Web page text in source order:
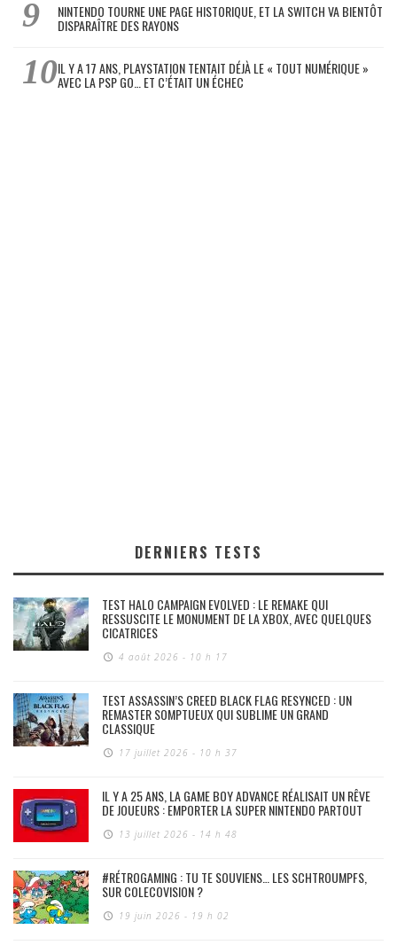
NINTENDO TOURNE UNE PAGE HISTORIQUE, ET LA SWITCH VA BIENTÔT
DISPARAÎTRE DES RAYONS
IL Y A 17 ANS, PLAYSTATION TENTAIT DÉJÀ LE « TOUT NUMÉRIQUE »
AVEC LA PSP GO… ET C’ÉTAIT UN ÉCHEC
DERNIERS TESTS
TEST HALO CAMPAIGN EVOLVED : LE REMAKE QUI
RESSUSCITE LE MONUMENT DE LA XBOX, AVEC QUELQUES
CICATRICES
4 août 2026 - 10 h 17
TEST ASSASSIN’S CREED BLACK FLAG RESYNCED : UN
REMASTER SOMPTUEUX QUI SUBLIME UN GRAND
CLASSIQUE
17 juillet 2026 - 10 h 37
IL Y A 25 ANS, LA GAME BOY ADVANCE RÉALISAIT UN RÊVE
DE JOUEURS : EMPORTER LA SUPER NINTENDO PARTOUT
13 juillet 2026 - 14 h 48
#RÉTROGAMING : TU TE SOUVIENS… LES SCHTROUMPFS,
SUR COLECOVISION ?
19 juin 2026 - 19 h 02